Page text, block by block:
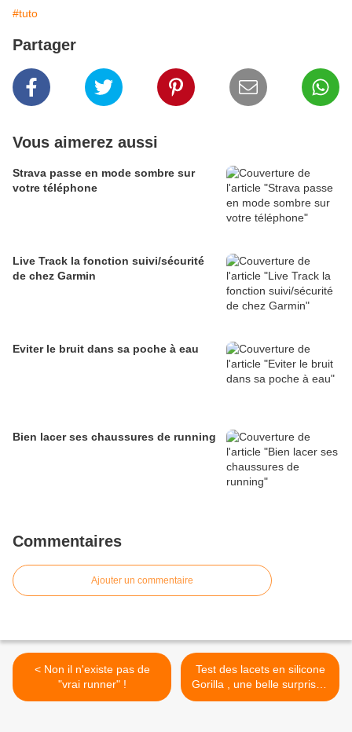
#tuto
Partager
Vous aimerez aussi
Strava passe en mode sombre sur
votre téléphone
Live Track la fonction suivi/sécurité
de chez Garmin
Eviter le bruit dans sa poche à eau
Bien lacer ses chaussures de running
Commentaires
Ajouter un commentaire
< Non il n'existe pas de
"vrai runner" !
Test des lacets en silicone
Gorilla , une belle surprise !
>